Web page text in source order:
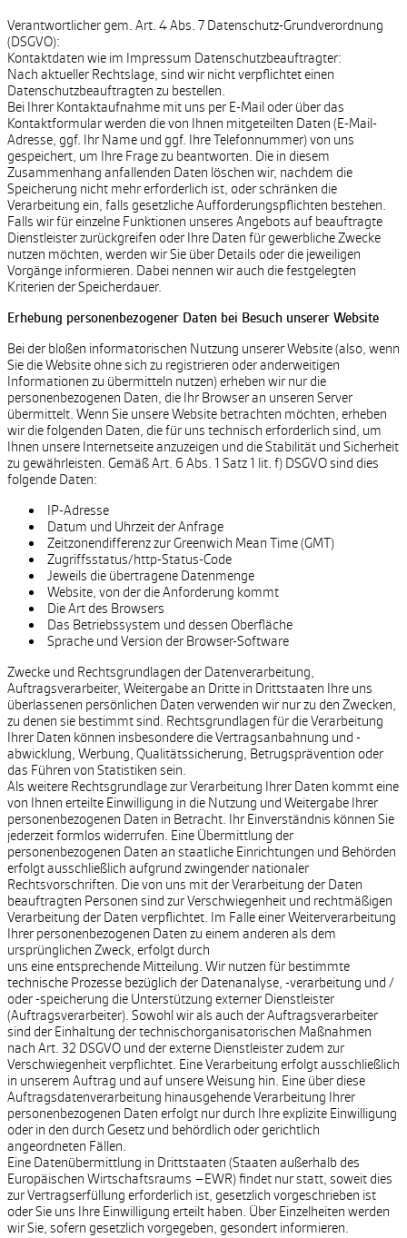
Verantwortlicher gem. Art. 4 Abs. 7 Datenschutz-Grundverordnung
(DSGVO):
Kontaktdaten wie im Impressum Datenschutzbeauftragter:
Nach aktueller Rechtslage, sind wir nicht verpflichtet einen
Datenschutzbeauftragten zu bestellen.
Bei Ihrer Kontaktaufnahme mit uns per E-Mail oder über das
Kontaktformular werden die von Ihnen mitgeteilten Daten (E-Mail-
Adresse, ggf. Ihr Name und ggf. Ihre Telefonnummer) von uns
gespeichert, um Ihre Frage zu beantworten. Die in diesem
Zusammenhang anfallenden Daten löschen wir, nachdem die
Speicherung nicht mehr erforderlich ist, oder schränken die
Verarbeitung ein, falls gesetzliche Aufforderungspflichten bestehen.
Falls wir für einzelne Funktionen unseres Angebots auf beauftragte
Dienstleister zurückgreifen oder Ihre Daten für gewerbliche Zwecke
nutzen möchten, werden wir Sie über Details oder die jeweiligen
Vorgänge informieren. Dabei nennen wir auch die festgelegten
Kriterien der Speicherdauer.
Erhebung personenbezogener Daten bei Besuch unserer Website
Bei der bloßen informatorischen Nutzung unserer Website (also, wenn
Sie die Website ohne sich zu registrieren oder anderweitigen
Informationen zu übermitteln nutzen) erheben wir nur die
personenbezogenen Daten, die Ihr Browser an unseren Server
übermittelt. Wenn Sie unsere Website betrachten möchten, erheben
wir die folgenden Daten, die für uns technisch erforderlich sind, um
Ihnen unsere Internetseite anzuzeigen und die Stabilität und Sicherheit
zu gewährleisten. Gemäß Art. 6 Abs. 1 Satz 1 lit. f) DSGVO sind dies
folgende Daten:
IP-Adresse
Datum und Uhrzeit der Anfrage
Zeitzonendifferenz zur Greenwich Mean Time (GMT)
Zugriffsstatus/http-Status-Code
Jeweils die übertragene Datenmenge
Website, von der die Anforderung kommt
Die Art des Browsers
Das Betriebssystem und dessen Oberfläche
Sprache und Version der Browser-Software
Zwecke und Rechtsgrundlagen der Datenverarbeitung,
Auftragsverarbeiter, Weitergabe an Dritte in Drittstaaten Ihre uns
überlassenen persönlichen Daten verwenden wir nur zu den Zwecken,
zu denen sie bestimmt sind. Rechtsgrundlagen für die Verarbeitung
Ihrer Daten können insbesondere die Vertragsanbahnung und -
abwicklung, Werbung, Qualitätssicherung, Betrugsprävention oder
das Führen von Statistiken sein.
Als weitere Rechtsgrundlage zur Verarbeitung Ihrer Daten kommt eine
von Ihnen erteilte Einwilligung in die Nutzung und Weitergabe Ihrer
personenbezogenen Daten in Betracht. Ihr Einverständnis können Sie
jederzeit formlos widerrufen. Eine Übermittlung der
personenbezogenen Daten an staatliche Einrichtungen und Behörden
erfolgt ausschließlich aufgrund zwingender nationaler
Rechtsvorschriften. Die von uns mit der Verarbeitung der Daten
beauftragten Personen sind zur Verschwiegenheit und rechtmäßigen
Verarbeitung der Daten verpflichtet. Im Falle einer Weiterverarbeitung
Ihrer personenbezogenen Daten zu einem anderen als dem
ursprünglichen Zweck, erfolgt durch
uns eine entsprechende Mitteilung. Wir nutzen für bestimmte
technische Prozesse bezüglich der Datenanalyse, -verarbeitung und /
oder -speicherung die Unterstützung externer Dienstleister
(Auftragsverarbeiter). Sowohl wir als auch der Auftragsverarbeiter
sind der Einhaltung der technischorganisatorischen Maßnahmen
nach Art. 32 DSGVO und der externe Dienstleister zudem zur
Verschwiegenheit verpflichtet. Eine Verarbeitung erfolgt ausschließlich
in unserem Auftrag und auf unsere Weisung hin. Eine über diese
Auftragsdatenverarbeitung hinausgehende Verarbeitung Ihrer
personenbezogenen Daten erfolgt nur durch Ihre explizite Einwilligung
oder in den durch Gesetz und behördlich oder gerichtlich
angeordneten Fällen.
Eine Datenübermittlung in Drittstaaten (Staaten außerhalb des
Europäischen Wirtschaftsraums –EWR) findet nur statt, soweit dies
zur Vertragserfüllung erforderlich ist, gesetzlich vorgeschrieben ist
oder Sie uns Ihre Einwilligung erteilt haben. Über Einzelheiten werden
wir Sie, sofern gesetzlich vorgegeben, gesondert informieren.